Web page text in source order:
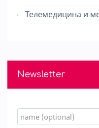
Телемедицина и
Newsletter